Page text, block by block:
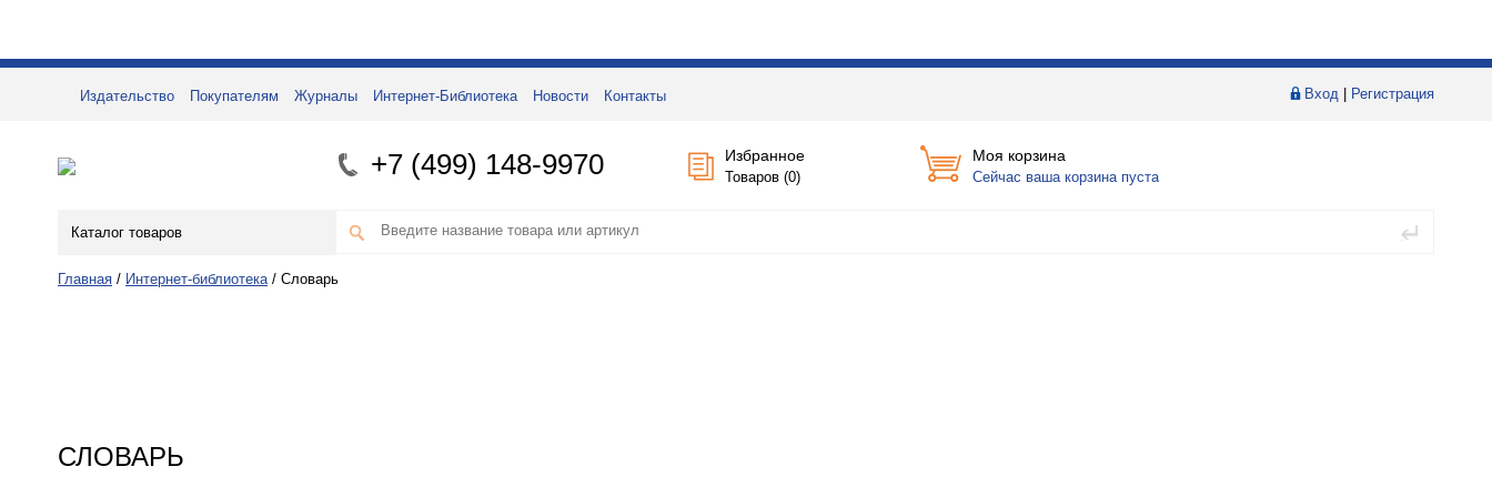
Вход Регистрация
Издательство Покупателям Журналы Интернет-Библиотека Новости Контакты
+7 (499) 148-9970 Избранное
Товаров (0)
Моя корзина
Сейчас ваша корзина пуста
Каталог товаров
Главная / Интернет-библиотека / Словарь
СЛОВАРЬ